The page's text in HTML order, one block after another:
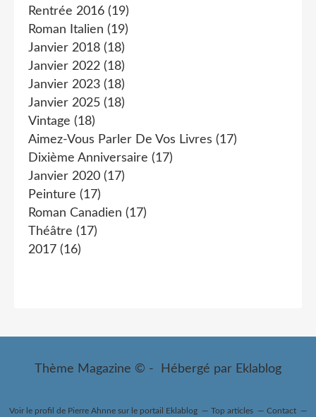
Rentrée 2016 (19)
Roman Italien (19)
Janvier 2018 (18)
Janvier 2022 (18)
Janvier 2023 (18)
Janvier 2025 (18)
Vintage (18)
Aimez-Vous Parler De Vos Livres (17)
Dixième Anniversaire (17)
Janvier 2020 (17)
Peinture (17)
Roman Canadien (17)
Théâtre (17)
2017 (16)
Thème Magazine © - Hébergé par Eklablog
Voir le profil de Pierre Ahnnesur le portail Eklablog Top articles Contact